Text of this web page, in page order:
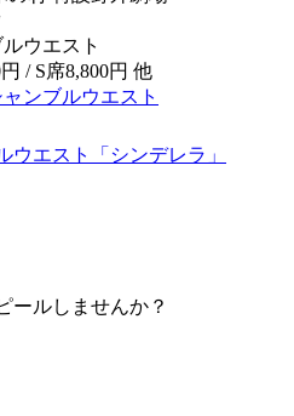
ウエスト
/ S席8,800円 他
ンブルウエスト
ウエスト「シンデレラ」
ールしませんか？